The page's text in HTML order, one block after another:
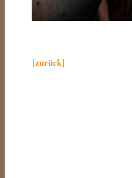
[zurück]